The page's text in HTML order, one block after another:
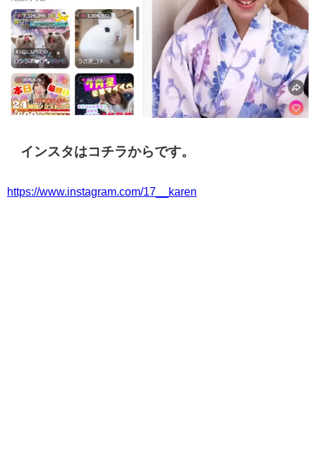
インスタはコチラからです。
https://www.instagram.com/17__karen